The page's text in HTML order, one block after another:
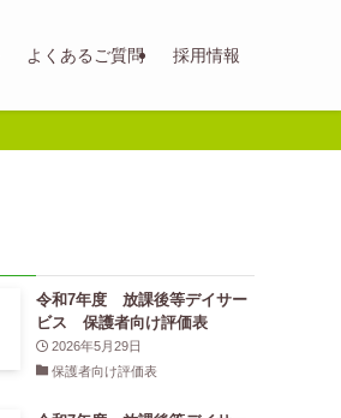
よくあるご質問 採用情報
令和7年度 放課後等デイサー
ビス 保護者向け評価表
2026年5月29日
保護者向け評価表